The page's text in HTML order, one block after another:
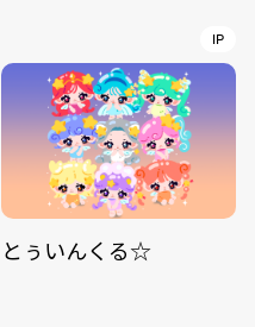
IP
とぅいんくる☆